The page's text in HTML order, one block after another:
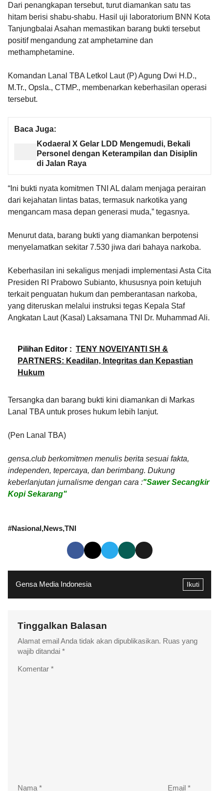
Dari penangkapan tersebut, turut diamankan satu tas
hitam berisi shabu-shabu. Hasil uji laboratorium BNN Kota
Tanjungbalai Asahan memastikan barang bukti tersebut
positif mengandung zat amphetamine dan
methamphetamine.
Komandan Lanal TBA Letkol Laut (P) Agung Dwi H.D.,
M.Tr., Opsla., CTMP., membenarkan keberhasilan operasi
tersebut.
Baca Juga:
Kodaeral X Gelar LDD Mengemudi, Bekali
Personel dengan Keterampilan dan Disiplin
di Jalan Raya
“Ini bukti nyata komitmen TNI AL dalam menjaga perairan
dari kejahatan lintas batas, termasuk narkotika yang
mengancam masa depan generasi muda,” tegasnya.
Menurut data, barang bukti yang diamankan berpotensi
menyelamatkan sekitar 7.530 jiwa dari bahaya narkoba.
Keberhasilan ini sekaligus menjadi implementasi Asta Cita
Presiden RI Prabowo Subianto, khususnya poin ketujuh
terkait penguatan hukum dan pemberantasan narkoba,
yang diteruskan melalui instruksi tegas Kepala Staf
Angkatan Laut (Kasal) Laksamana TNI Dr. Muhammad Ali.
Pilihan Editor : TENY NOVEIYANTI SH &
PARTNERS: Keadilan, Integritas dan Kepastian
Hukum
Tersangka dan barang bukti kini diamankan di Markas
Lanal TBA untuk proses hukum lebih lanjut.
(Pen Lanal TBA)
gensa.club berkomitmen menulis berita sesuai fakta,
independen, tepercaya, dan berimbang. Dukung
keberlanjutan jurnalisme dengan cara :"Sawer Secangkir
Kopi Sekarang"
#Nasional News TNI
Gensa Media Indonesia Ikuti
Tinggalkan Balasan
Alamat email Anda tidak akan dipublikasikan. Ruas yang
wajib ditandai *
Komentar *
Nama * Email *